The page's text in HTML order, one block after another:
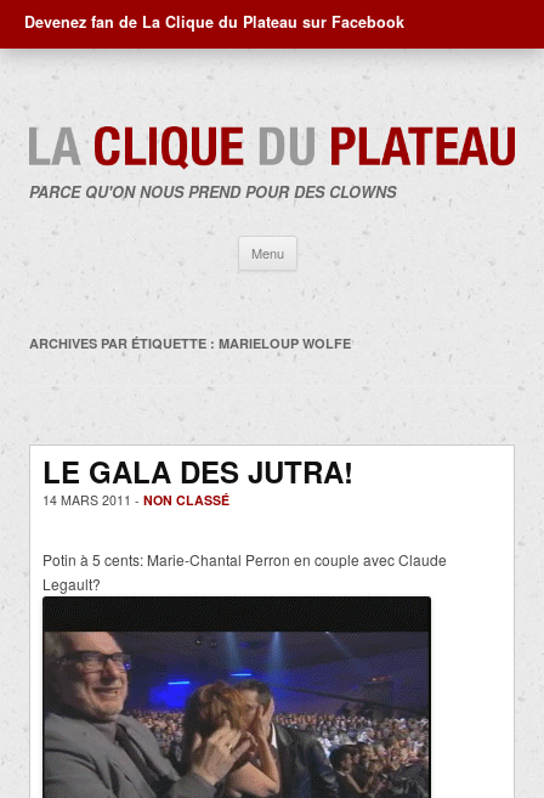
Devenez fan de La Clique du Plateau sur Facebook
PARCE QU'ON NOUS PREND POUR DES CLOWNS
Menu
contenu
ARCHIVES PAR ÉTIQUETTE : MARIELOUP WOLFE
LE GALA DES JUTRA!
14 MARS 2011 - NON CLASSÉ
Potin à 5 cents: Marie-Chantal Perron en couple avec Claude
Legault?